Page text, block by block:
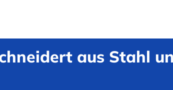
aus Stahl